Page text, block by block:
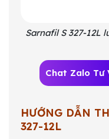
Sarnafil S 327-12L
Chat Zalo Tư
HƯỚNG DẪN
327-12L